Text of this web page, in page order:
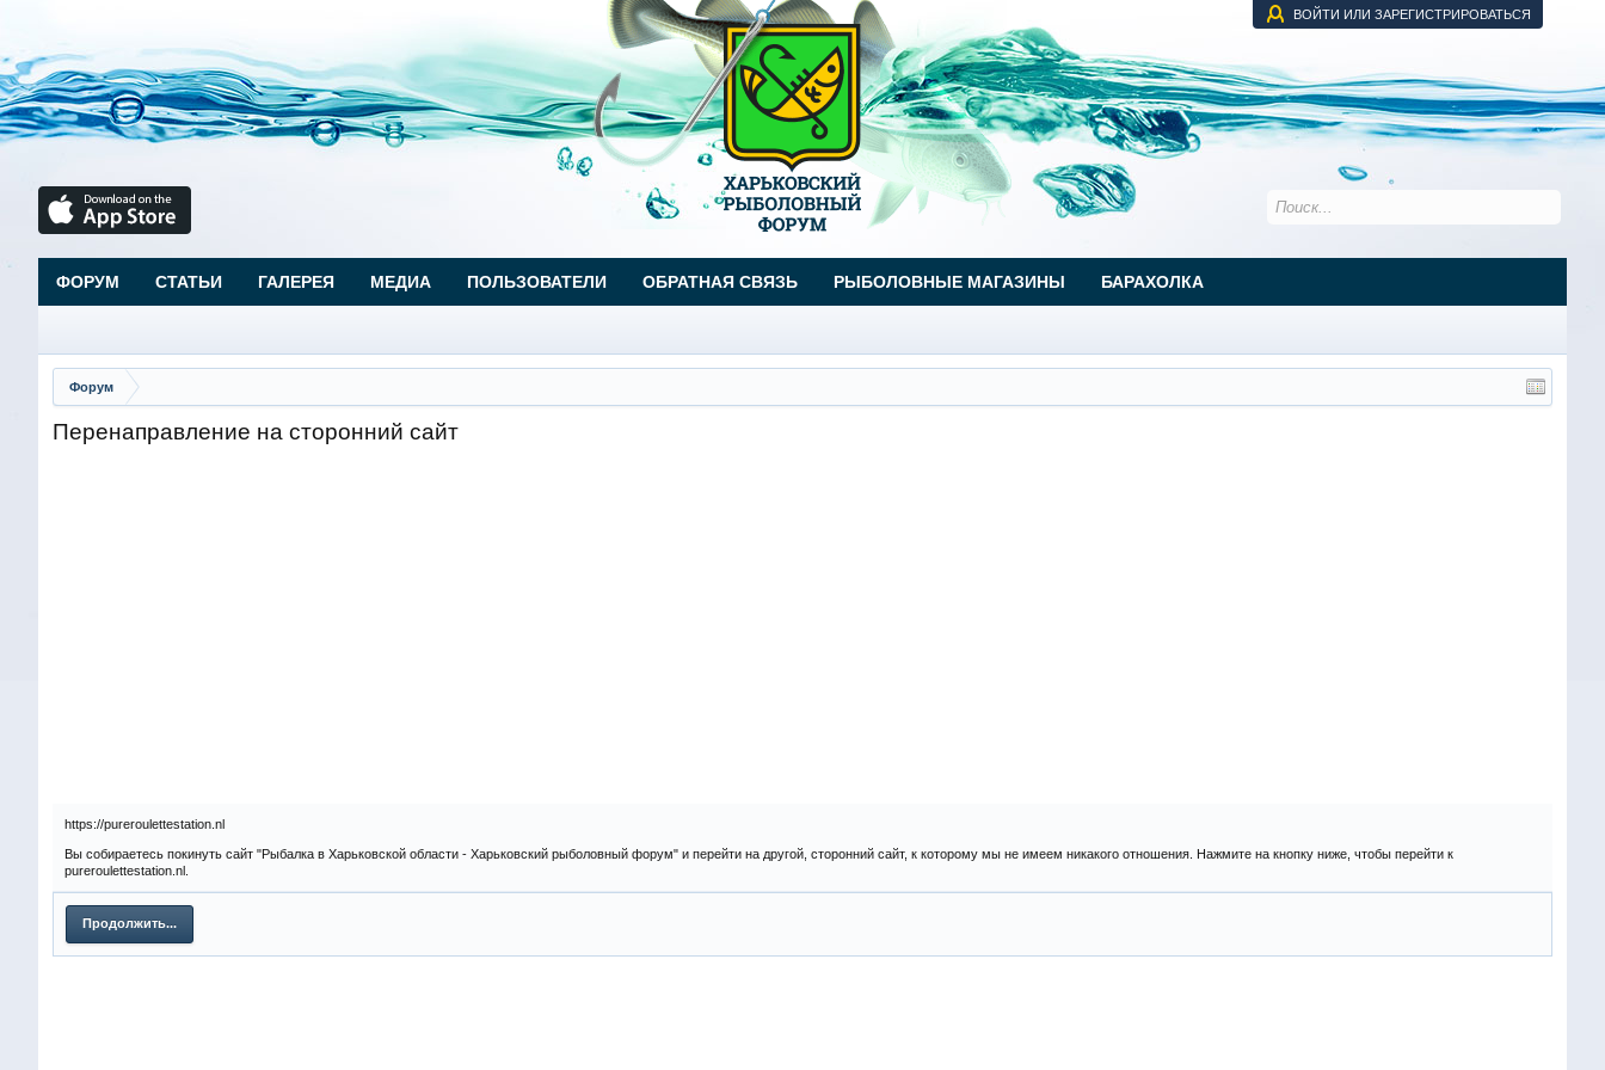
ВОЙТИ ИЛИ ЗАРЕГИСТРИРОВАТЬСЯ
Форум
Перенаправление на сторонний сайт
https://pureroulettestation.nl
Вы собираетесь покинуть сайт "Рыбалка в Харьковской области - Харьковский рыболовный форум" и перейти на другой, сторонний сайт, к которому мы не имеем никакого отношения. Нажмите на кнопку ниже, чтобы перейти к
pureroulettestation.nl.
Продолжить...
ФОРУМ СТАТЬИ ГАЛЕРЕЯ МЕДИА ПОЛЬЗОВАТЕЛИ ОБРАТНАЯ СВЯЗЬ РЫБОЛОВНЫЕ МАГАЗИНЫ БАРАХОЛКА